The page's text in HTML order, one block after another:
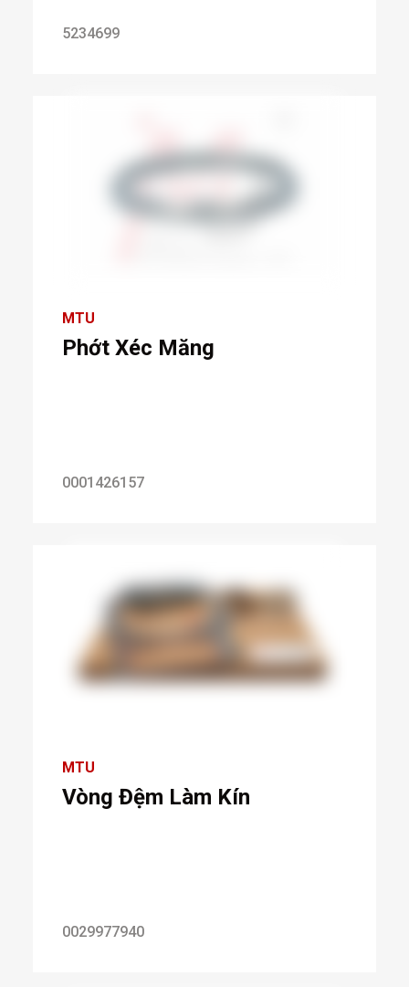
5234699
MTU
Phớt Xéc Măng
0001426157
MTU
Vòng Đệm Làm Kín
0029977940